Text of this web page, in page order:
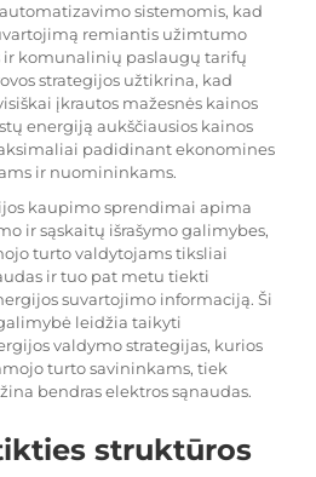
sistemomis, kad
remiantis užimtumo
ir komunalinių paslaugų tarifų
strategijos užtikrina, kad
įkrautos mažesnės kainos
energiją aukščiausios kainos
padidinant ekonomines
ir nuomininkams.
kaupimo sprendimai apima
ir sąskaitų išrašymo galimybes,
turto valdytojams tiksliai
ir tuo pat metu tiekti
suvartojimo informaciją. Ši
leidžia taikyti
valdymo strategijas, kurios
turto savininkams, tiek
bendras elektros sąnaudas.
struktūros